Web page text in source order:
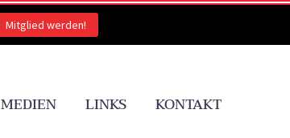
Mitglied werden!
MEDIEN LINKS KONTAKT